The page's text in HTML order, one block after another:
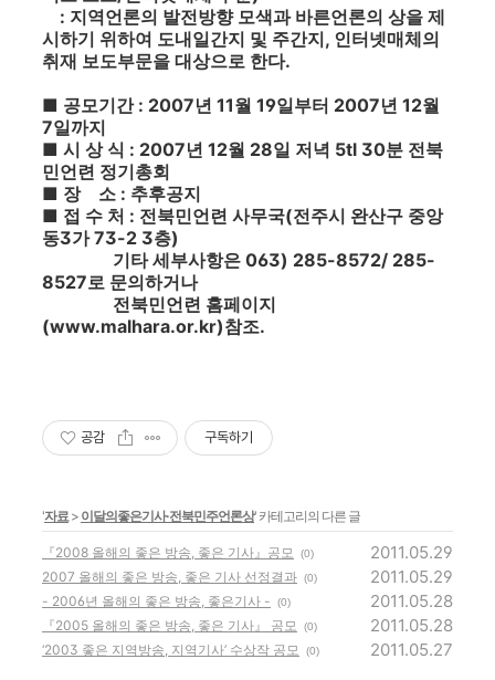
: 지역언론의 발전방향 모색과 바른언론의 상을 제
시하기 위하여 도내일간지 및 주간지, 인터넷매체의
취재 보도부문을 대상으로 한다.
■ 공모기간 : 2007년 11월 19일부터 2007년 12월
7일까지
■ 시 상 식 : 2007년 12월 28일 저녁 5tl 30분 전북
민언련 정기총회
■ 장 소 : 추후공지
■ 접 수 처 : 전북민언련 사무국(전주시 완산구 중앙
동3가 73-2 3층)
기타 세부사항은 063) 285-8572/ 285-
8527로 문의하거나
전북민언련 홈페이지
(www.malhara.or.kr)참조.
공감 구독하기
'자료> 이달의좋은기사·전북민주언론상' 카테고리의 다른 글
『2008 올해의 좋은 방송, 좋은 기사』공모 (0) 2011.05.29
2007 올해의 좋은 방송, 좋은 기사 선정결과 (0) 2011.05.29
- 2006년 올해의 좋은 방송, 좋은기사 - (0) 2011.05.28
『2005 올해의 좋은 방송, 좋은 기사』 공모 (0) 2011.05.28
‘2003 좋은 지역방송, 지역기사’ 수상작 공모 (0) 2011.05.27